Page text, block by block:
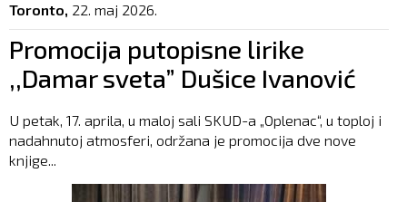
Toronto, 22. maj 2026.
Promocija putopisne lirike
,,Damar sveta” Dušice Ivanović
U petak, 17. aprila, u maloj sali SKUD-a „Oplenac“, u toploj i
nadahnutoj atmosferi, održana je promocija dve nove
knjige...